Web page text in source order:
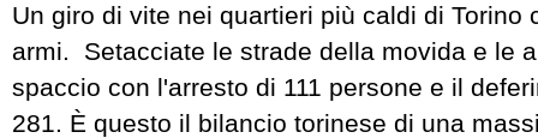
Un giro di vite nei quartieri più caldi di Torino
armi. Setacciate le strade della movida e le
spaccio con l'arresto di 111 persone e il
281. È questo il bilancio torinese di una